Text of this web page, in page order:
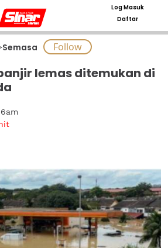
Log Masuk
Daftar
Semasa
lemas ditemukan di